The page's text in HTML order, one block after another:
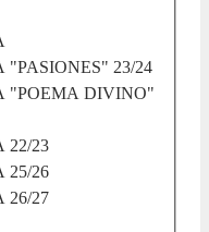
23/24
"POEMA DIVINO"
22/23
25/26
26/27